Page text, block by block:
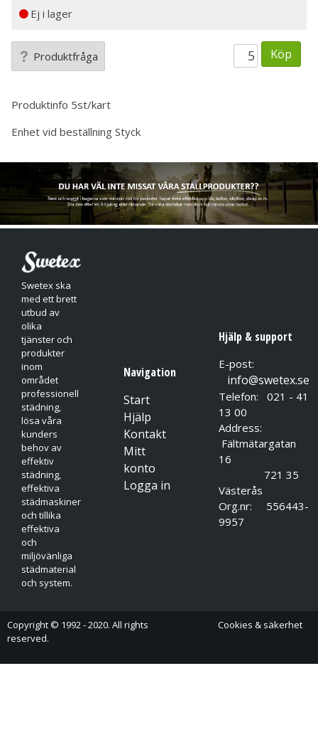
Ej i lager
Produktfråga Köp
Produktinfo 5st/kart
Enhet vid beställning Styck
Swetex ska
med ett brett
utbud av
olika
tjänster och
produkter
inom
området
professionell
städning,
lösa våra
kunders
behov av
effektiv
städning,
effektiva
städmaskiner
och tillika
effektiva
och
miljövänliga
städmaterial
och system.
Navigation
Start
Hjälp
Kontakt
Mitt
konto
Logga in
Hjälp & support
E-post:
info@swetex.se
Telefon: 021 - 41
13 00
Address:
Fältmätargatan
16
721 35
Västerås
Org.nr: 556443-
9957
Copyright © 1992 - 2020. All rights
reserved.
Cookies & säkerhet